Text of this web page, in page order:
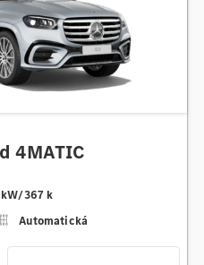
4MATIC
/367 k
Automatická